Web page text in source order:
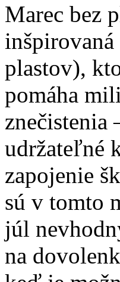
Marec bez
plastov),
pomáha
znečistenia
udržateľné
zapojenie
sú v tomto
júl
na